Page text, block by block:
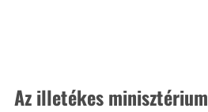
Az illetékes minisztérium